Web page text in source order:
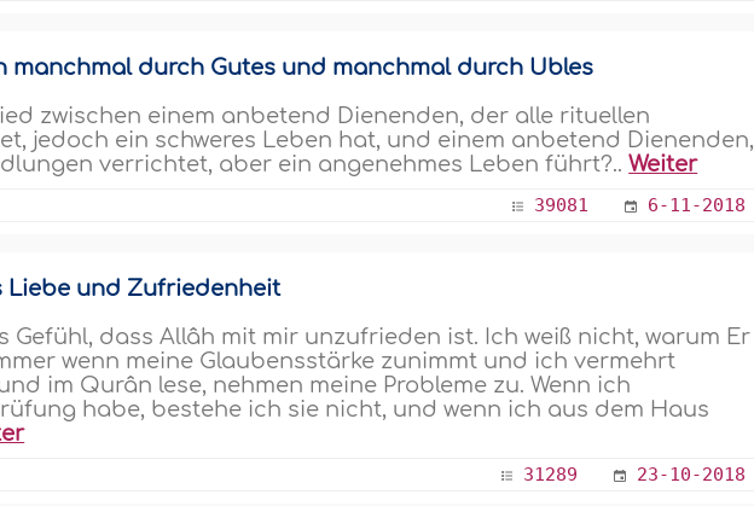
manchmal durch Gutes und manchmal durch Übles
zwischen einem anbetend Dienenden, der alle rituellen
jedoch ein schweres Leben hat, und einem anbetend Dienenden,
verrichtet, aber ein angenehmes Leben führt?..Weiter
39081 6-11-2018
Liebe und Zufriedenheit
Gefühl, dass Allâh mit mir unzufrieden ist. Ich weiß nicht, warum Er
wenn meine Glaubensstärke zunimmt und ich vermehrt
im Qurân lese, nehmen meine Probleme zu. Wenn ich
habe, bestehe ich sie nicht, und wenn ich aus dem Haus
31289 23-10-2018